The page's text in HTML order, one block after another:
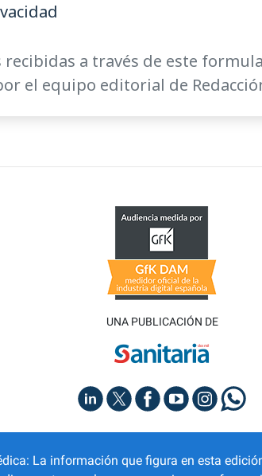
a través de este
el equipo editorial de
UNA PUBLICACIÓN DE
La información que figura en esta